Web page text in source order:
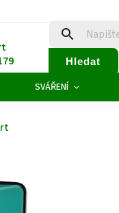
Hledat
SVÁŘENÍ